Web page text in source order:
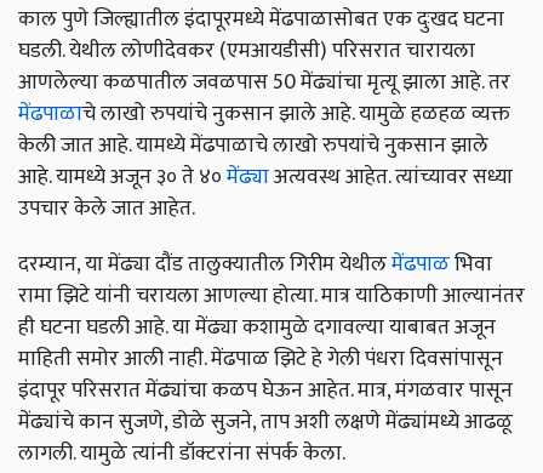
काल पुणे जिल्ह्यातील इंदापूरमध्ये मेंढपाळासोबत एक दुःखद घटना
घडली. येथील लोणीदेवकर (एमआयडीसी) परिसरात चारायला
आणलेल्या कळपातील जवळपास 50 मेंढ्यांचा मृत्यू झाला आहे. तर
मेंढपाळाचे लाखो रुपयांचे नुकसान झाले आहे. यामुळे हळहळ व्यक्त
केली जात आहे. यामध्ये मेंढपाळाचे लाखो रुपयांचे नुकसान झाले
आहे. यामध्ये अजून ३० ते ४०मेंढ्याअत्यवस्थ आहेत. त्यांच्यावर सध्या
उपचार केले जात आहेत.
दरम्यान, या मेंढ्या दौंड तालुक्यातील गिरीम येथीलमेंढपाळभिवा
रामा झिटे यांनी चरायला आणल्या होत्या. मात्र याठिकाणी आल्यानंतर
ही घटना घडली आहे. या मेंढ्या कशामुळे दगावल्या याबाबत अजून
माहिती समोर आली नाही. मेंढपाळ झिटे हे गेली पंधरा दिवसांपासून
इंदापूर परिसरात मेंढ्यांचा कळप घेऊन आहेत. मात्र, मंगळवार पासून
मेंढ्यांचे कान सुजणे, डोळे सुजने, ताप अशी लक्षणे मेंढ्यांमध्ये आढळू
लागली. यामुळे त्यांनी डॉक्टरांना संपर्क केला.